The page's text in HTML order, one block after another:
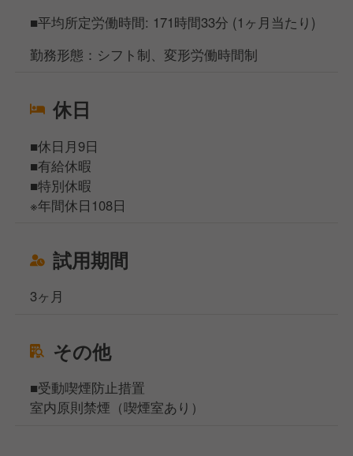
■平均所定労働時間: 171時間33分 (1ヶ月当たり)
勤務形態：シフト制、変形労働時間制
休日
■休日月9日
■有給休暇
■特別休暇
※年間休日108日
試用期間
3ヶ月
その他
■受動喫煙防止措置
室内原則禁煙（喫煙室あり）